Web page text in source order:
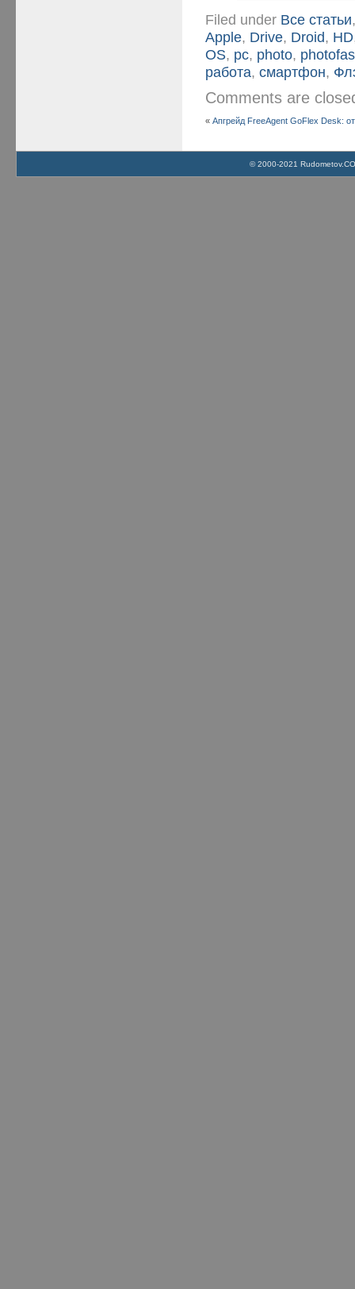
Filed under Все статьи
Apple, Drive, Droid, HD
OS, pc, photo,
работа,смартфон,
Comments are
«Апгрейд FreeAgent GoFlex Desk:
© 2000-2021